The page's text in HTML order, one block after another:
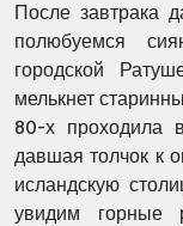
После завтрака
полюбуемся
городской
мелькнет
80-х проходила
давшая толчок к
исландскую
увидим горные